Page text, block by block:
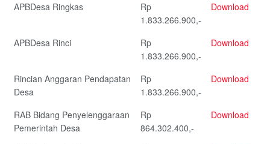
APBDesa Ringkas
Rp
1.833.266.900,-
Download
APBDesa Rinci
Rp
1.833.266.900,-
Download
Rincian Anggaran Pendapatan
Desa
Rp
1.833.266.900,-
Download
RAB Bidang Penyelenggaraan
Pemerintah Desa
Rp
864.302.400,-
Download